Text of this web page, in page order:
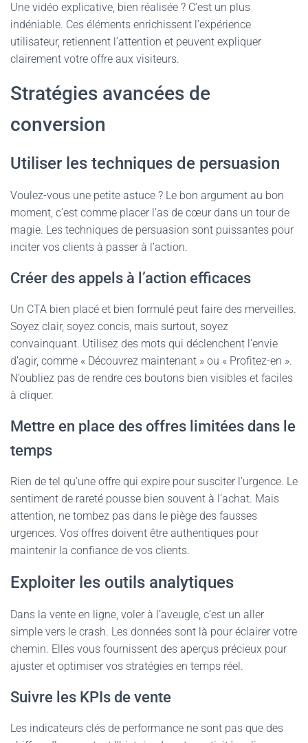
Une vidéo explicative, bien réalisée ? C’est un plus
indéniable. Ces éléments enrichissent l’expérience
utilisateur, retiennent l’attention et peuvent expliquer
clairement votre offre aux visiteurs.
Stratégies avancées de
conversion
Utiliser les techniques de persuasion
Voulez-vous une petite astuce ? Le bon argument au bon
moment, c’est comme placer l’as de cœur dans un tour de
magie. Les techniques de persuasion sont puissantes pour
inciter vos clients à passer à l’action.
Créer des appels à l’action efficaces
Un CTA bien placé et bien formulé peut faire des merveilles.
Soyez clair, soyez concis, mais surtout, soyez
convainquant. Utilisez des mots qui déclenchent l’envie
d’agir, comme « Découvrez maintenant » ou « Profitez-en ».
N’oubliez pas de rendre ces boutons bien visibles et faciles
à cliquer.
Mettre en place des offres limitées dans le
temps
Rien de tel qu’une offre qui expire pour susciter l’urgence. Le
sentiment de rareté pousse bien souvent à l’achat. Mais
attention, ne tombez pas dans le piège des fausses
urgences. Vos offres doivent être authentiques pour
maintenir la confiance de vos clients.
Exploiter les outils analytiques
Dans la vente en ligne, voler à l’aveugle, c’est un aller
simple vers le crash. Les données sont là pour éclairer votre
chemin. Elles vous fournissent des aperçus précieux pour
ajuster et optimiser vos stratégies en temps réel.
Suivre les KPIs de vente
Les indicateurs clés de performance ne sont pas que des